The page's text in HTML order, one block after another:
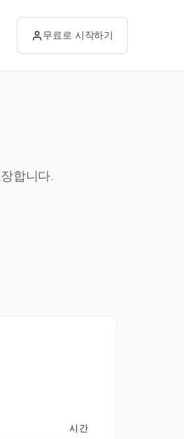
무료로 시작하기
합니다.
시간